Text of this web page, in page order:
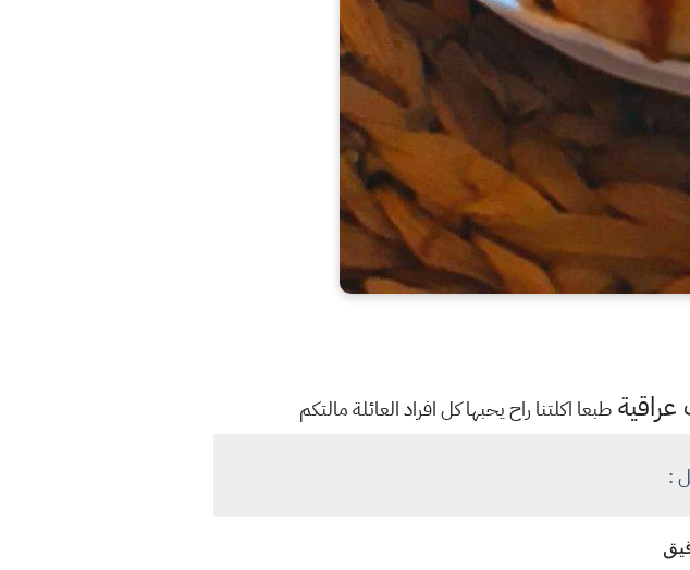
عراقيةطبعا اكلتنا راح يحبها كل افراد العائلة مالتكم
: